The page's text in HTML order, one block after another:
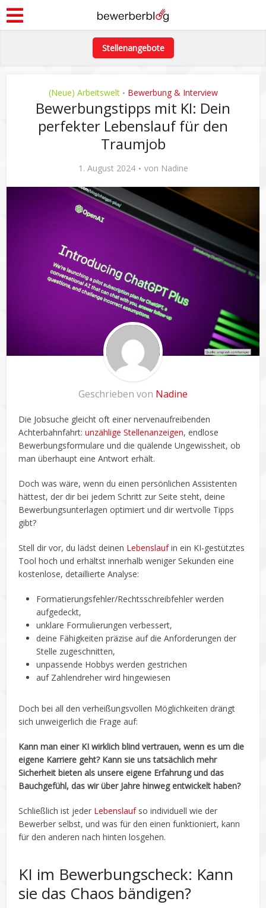
Stellenangebote
(Neue) Arbeitswelt • Bewerbung & Interview
Bewerbungstipps mit KI: Dein
perfekter Lebenslauf für den
Traumjob
1. August 2024 von Nadine
Geschrieben von Nadine
Die Jobsuche gleicht oft einer nervenaufreibenden
Achterbahnfahrt:unzählige Stellenanzeigen, endlose
Bewerbungsformulare und die quälende Ungewissheit, ob
man überhaupt eine Antwort erhält.
Doch was wäre, wenn du einen persönlichen Assistenten
hättest, der dir bei jedem Schritt zur Seite steht, deine
Bewerbungsunterlagen optimiert und dir wertvolle Tipps
gibt?
Stell dir vor, du lädst deinen Lebenslaufin ein KI-gestütztes
Tool hoch und erhältst innerhalb weniger Sekunden eine
kostenlose, detaillierte Analyse:
Formatierungsfehler/Rechtsschreibfehler werden
aufgedeckt,
unklare Formulierungen verbessert,
deine Fähigkeiten präzise auf die Anforderungen der
Stelle zugeschnitten,
unpassende Hobbys werden gestrichen
auf Zahlendreher wird hingewiesen
Doch bei all den verheißungsvollen Möglichkeiten drängt
sich unweigerlich die Frage auf:
Kann man einer KI wirklich blind vertrauen, wenn es um die
eigene Karriere geht? Kann sie uns tatsächlich mehr
Sicherheit bieten als unsere eigene Erfahrung und das
Bauchgefühl, das wir über Jahre hinweg entwickelt haben?
Schließlich ist jeder Lebenslaufso individuell wie der
Bewerber selbst, und was für den einen funktioniert, kann
für den anderen nach hinten losgehen.
KI im Bewerbungscheck: Kann
sie das Chaos bändigen?